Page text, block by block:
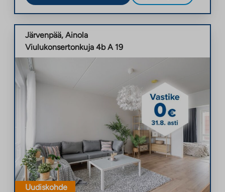
Järvenpää, Ainola
Viulukonsertonkuja 4b A 19
Uudiskohde